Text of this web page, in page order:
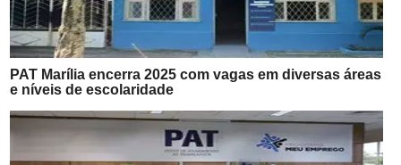
PAT Marília encerra 2025 com vagas em diversas áreas
e níveis de escolaridade